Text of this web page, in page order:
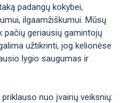
padangų kokybei,
ilgaamžiškumui. Mūsų
pačių geriausių gamintojų
užtikrinti, jog kelionėse
lygio saugumas ir
nuo įvairių veiksnių: